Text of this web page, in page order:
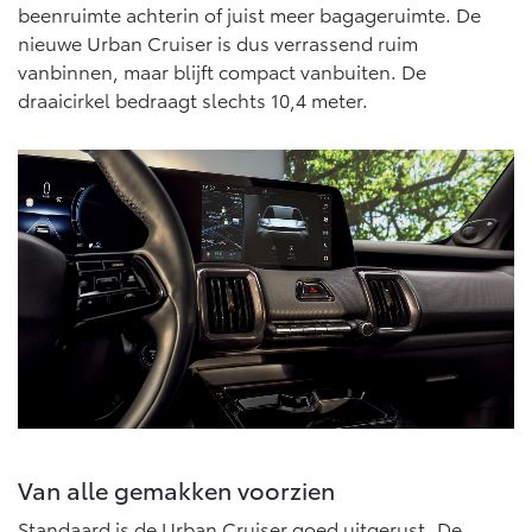
Proace (excl. BTW)
OOK ALS BATTERIJ-
Vanaf € 37.500,-
BATTERIJ-ELEKTRISCH
Vanaf € 55.950,-
Proace Max (excl. BTW)
OOK ALS BATTERIJ-
ELEKTRISCH
Hilux (excl. BTW)
OOK ALS BATTERIJ-
ELEKTRISCH
beenruimte achterin of juist meer bagageruimte. De
nieuwe Urban Cruiser is dus verrassend ruim
vanbinnen, maar blijft compact vanbuiten. De
draaicirkel bedraagt slechts 10,4 meter.
Van alle gemakken voorzien